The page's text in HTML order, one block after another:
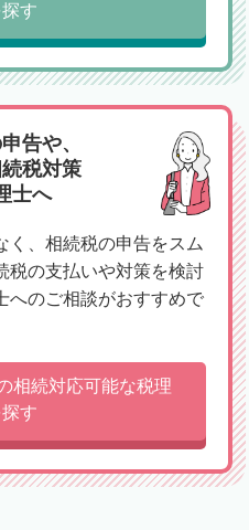
す
告や、
税対策
士へ
く、相続税の申告をスム
税の支払いや対策を検討
へのご相談がおすすめで
相続対応可能な税理
す